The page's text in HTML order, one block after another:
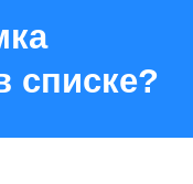
списке?